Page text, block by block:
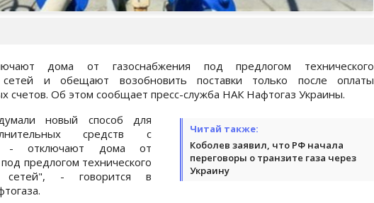
дома от газоснабжения под предлогом технического
сетей и обещают возобновить поставки только после оплаты
счетов. Об этом сообщает пресс-служба НАК Нафтогаз Украины.
Читай также:
Коболев заявил, что РФ начала
переговоры о транзите газа через
Украину
новый способ для
средств с
- отключают дома от
предлогом технического
сетей", - говорится в